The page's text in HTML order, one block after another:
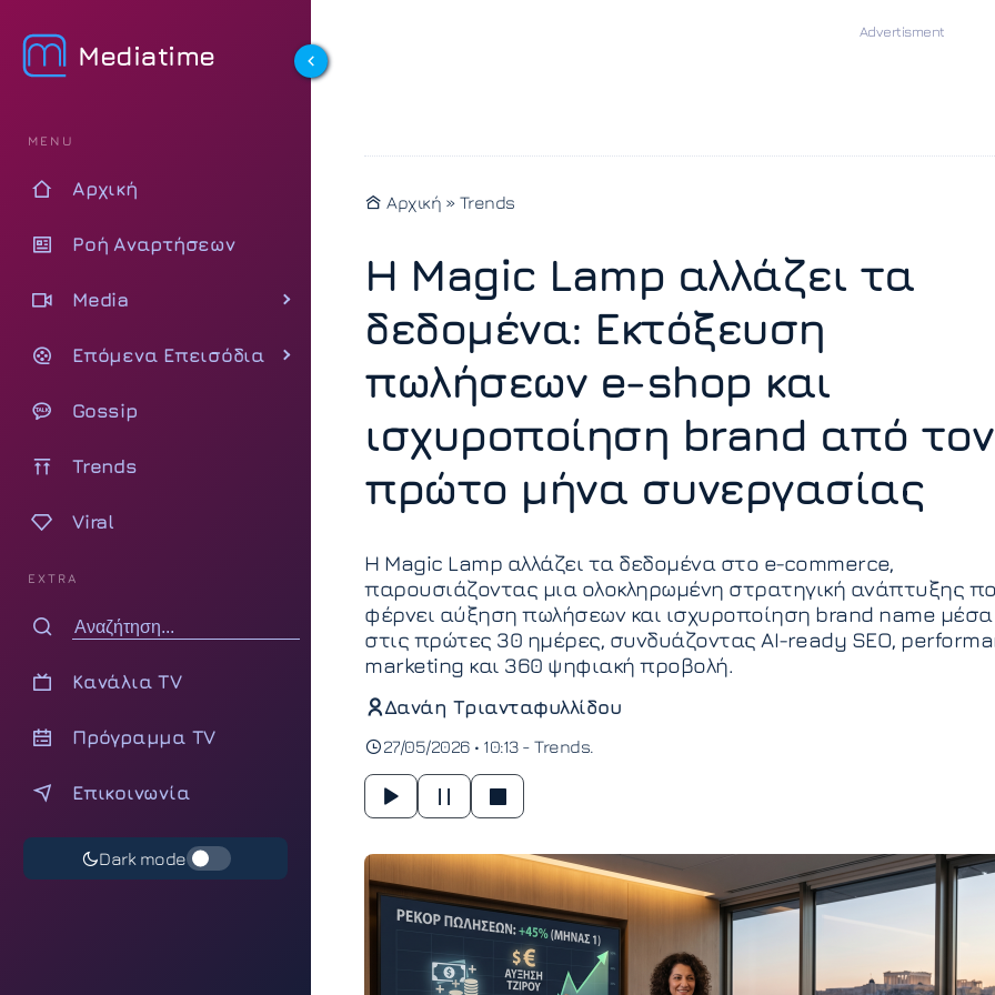
Mediatime
MENU
Αρχική
Ροή Αναρτήσεων
Media
Επόμενα Επεισόδια
Gossip
Trends
Viral
EXTRA
Κανάλια TV
Πρόγραμμα TV
Επικοινωνία
Dark mode
Αρχική » Trends
Η Magic Lamp αλλάζει τα
δεδομένα: Εκτόξευση
πωλήσεων e-shop και
ισχυροποίηση brand από τον
πρώτο μήνα συνεργασίας
Η Magic Lamp αλλάζει τα δεδομένα στο e-commerce,
παρουσιάζοντας μια ολοκληρωμένη στρατηγική ανάπτυξης
φέρνει αύξηση πωλήσεων και ισχυροποίηση brand name μέσα
στις πρώτες 30 ημέρες, συνδυάζοντας AI-ready SEO,
marketing και 360 ψηφιακή προβολή.
Δανάη Τριανταφυλλίδου
27/05/2026 • 10:13 - Trends